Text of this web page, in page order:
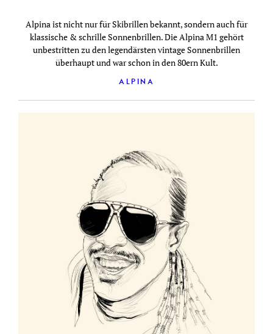
Alpina ist nicht nur für Skibrillen bekannt, sondern auch für
klassische & schrille Sonnenbrillen. Die Alpina M1 gehört
unbestritten zu den legendärsten vintage Sonnenbrillen
überhaupt und war schon in den 80ern Kult.
ALPINA